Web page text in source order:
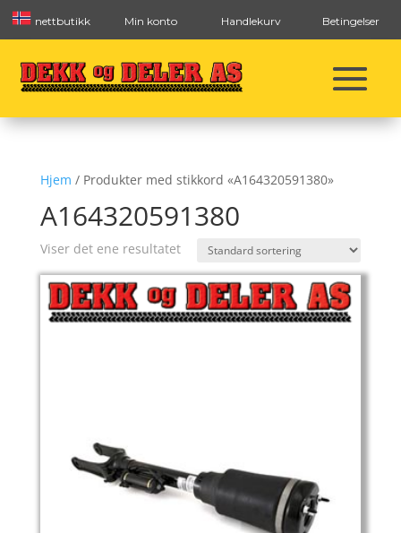
nettbutikk Min konto Handlekurv Betingelser
Hjem / Produkter med stikkord «A164320591380»
A164320591380
Viser det ene resultatet